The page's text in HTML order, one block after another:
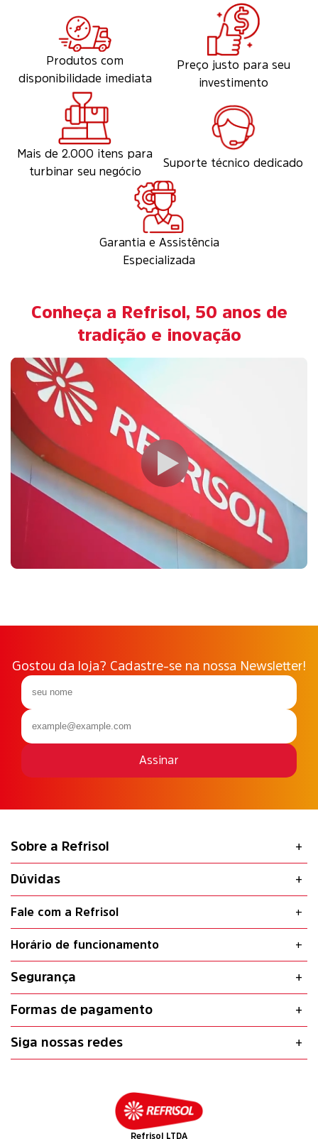
Produtos com
disponibilidade imediata
Preço justo para seu
investimento
Mais de 2.000 itens para
turbinar seu negócio
Suporte técnico dedicado
Garantia e Assistência
Especializada
Conheça a Refrisol, 50 anos de
tradição e inovação
Gostou da loja? Cadastre-se na nossa Newsletter!
Assinar
Sobre a Refrisol
Dúvidas
Fale com a Refrisol
Horário de funcionamento
Segurança
Formas de pagamento
Siga nossas redes
Refrisol LTDA